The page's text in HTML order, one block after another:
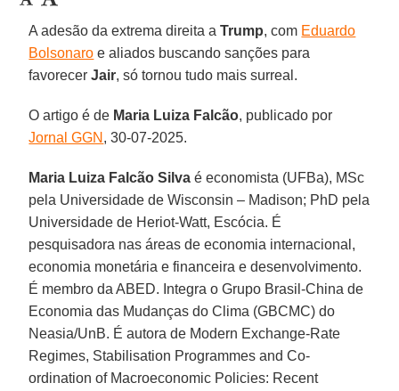
A adesão da extrema direita aTrump, com Eduardo
Bolsonaro e aliados buscando sanções para
favorecerJair, só tornou tudo mais surreal.
O artigo é de Maria Luiza Falcão, publicado por
Jornal GGN , 30-07-2025.
Maria Luiza Falcão Silva é economista (UFBa), MSc
pela Universidade de Wisconsin – Madison; PhD pela
Universidade de Heriot-Watt, Escócia. É
pesquisadora nas áreas de economia internacional,
economia monetária e financeira e desenvolvimento.
É membro da ABED. Integra o Grupo Brasil-China de
Economia das Mudanças do Clima (GBCMC) do
Neasia/UnB. É autora de Modern Exchange-Rate
Regimes, Stabilisation Programmes and Co-
ordination of Macroeconomic Policies: Recent